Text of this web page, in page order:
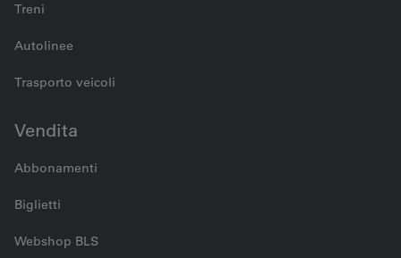
Treni
Autolinee
Trasporto veicoli
Vendita
Abbonamenti
Biglietti
Webshop BLS